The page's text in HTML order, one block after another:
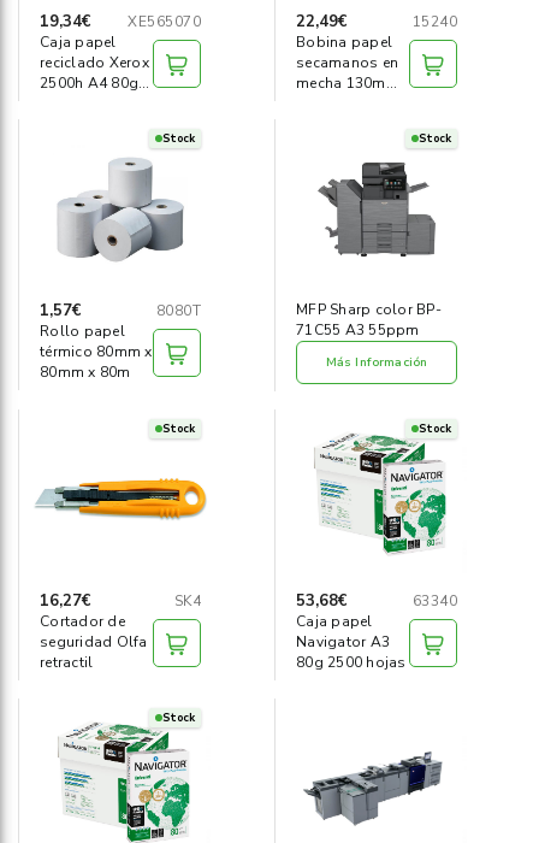
19,34€
XE565070
Caja papel
reciclado Xerox
2500h A4 80g
22,49€
15240
Bobina papel
secamanos en
mecha 130m
Stock
1,57€
8080T
Rollo papel
térmico 80mm x
80mm x 80m
Stock
MFP Sharp color BP-
71C55 A3 55ppm
Más Información
Stock
16,27€
SK4
Cortador de
seguridad Olfa
retractil
Stock
53,68€
63340
Caja papel
Navigator A3
80g 2500 hojas
Stock